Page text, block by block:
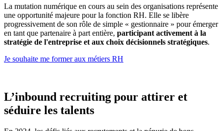
La mutation numérique en cours au sein des organisations représente
une opportunité majeure pour la fonction RH. Elle se libère
progressivement de son rôle de simple « gestionnaire » pour émerger
en tant que partenaire à part entière, participant activement à la
stratégie de l'entreprise et aux choix décisionnels stratégiques.
Je souhaite me former aux métiers RH
L’inbound recruiting pour attirer et
séduire les talents